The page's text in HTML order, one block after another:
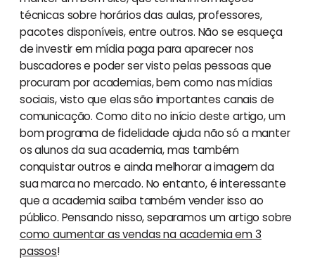
técnicas sobre horários das aulas, professores,
pacotes disponíveis, entre outros. Não se esqueça
de investir em mídia paga para aparecer nos
buscadores e poder ser visto pelas pessoas que
procuram por academias, bem como nas mídias
sociais, visto que elas são importantes canais de
comunicação. Como dito no início deste artigo, um
bom programa de fidelidade ajuda não só a manter
os alunos da sua academia, mas também
conquistar outros e ainda melhorar a imagem da
sua marca no mercado. No entanto, é interessante
que a academia saiba também vender isso ao
público. Pensando nisso, separamos um artigo sobre
como aumentar as vendas na academia em 3
passos!